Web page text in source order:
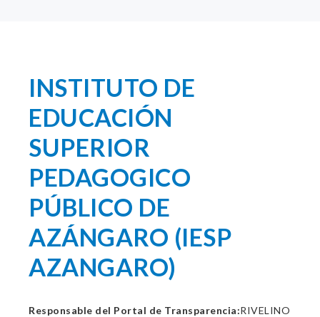
INSTITUTO DE
EDUCACIÓN
SUPERIOR
PEDAGOGICO
PÚBLICO DE
AZÁNGARO (IESP
AZANGARO)
Responsable del Portal de Transparencia:RIVELINO